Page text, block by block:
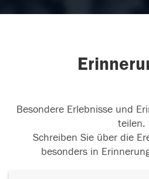
Besondere Erlebnisse und
teilen.
Schreiben Sie über die
besonders in